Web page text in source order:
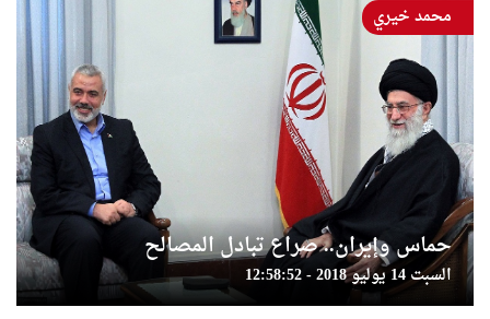
حماس وإيران.. صراع تبادل المصالح
السبت 14 يوليو 2018 - 12:58:52
محمد خيري